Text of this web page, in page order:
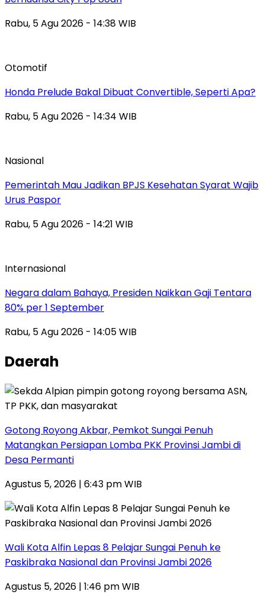
Rabu, 5 Agu 2026 - 14:38 WIB
Otomotif
Honda Prelude Bakal Dibuat Convertible, Seperti Apa?
Rabu, 5 Agu 2026 - 14:34 WIB
Nasional
Pemerintah Mau Jadikan BPJS Kesehatan Syarat Wajib
Urus Paspor
Rabu, 5 Agu 2026 - 14:21 WIB
Internasional
Negara dalam Bahaya, Presiden Naikkan Gaji Tentara
80% per 1 September
Rabu, 5 Agu 2026 - 14:05 WIB
Daerah
Gotong Royong Akbar, Pemkot Sungai Penuh
Matangkan Persiapan Lomba PKK Provinsi Jambi di
Desa Permanti
Agustus 5, 2026 | 6:43 pm WIB
Wali Kota Alfin Lepas 8 Pelajar Sungai Penuh ke
Paskibraka Nasional dan Provinsi Jambi 2026
Agustus 5, 2026 | 1:46 pm WIB